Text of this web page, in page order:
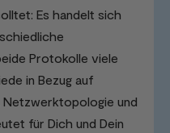
Es handelt sich
Protokolle viele
in Bezug auf
Netzwerktopologie und
für Dich und Dein